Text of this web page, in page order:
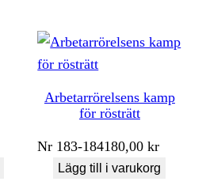
Arbetarrörelsens kamp
för rösträtt
Nr 183-184180,00kr
Lägg till i varukorg